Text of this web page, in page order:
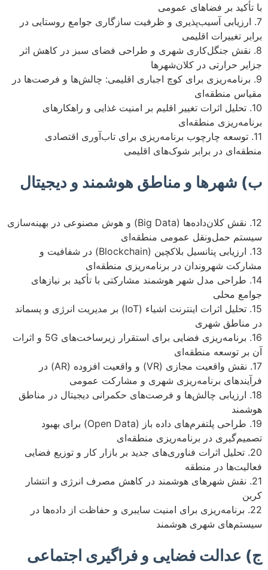
با تأکید بر فضاهای عمومی
7. ارزیابی آسیب‌پذیری و ظرفیت سازگاری جوامع روستایی در
برابر تغییرات اقلیمی
8. نقش جنگل‌کاری شهری و طراحی فضای سبز در کاهش اثر
جزایر حرارتی در کلان‌شهرها
9. برنامه‌ریزی برای کوچ اجباری اقلیمی: چالش‌ها و فرصت‌ها در
مقیاس منطقه‌ای
10. تحلیل اثرات تغییر اقلیم بر امنیت غذایی و راهکارهای
برنامه‌ریزی منطقه‌ای
11. توسعه چارچوب برنامه‌ریزی برای تاب‌آوری اقتصادی
منطقه‌ای در برابر شوک‌های اقلیمی
ب) شهرها و مناطق هوشمند و دیجیتال
12. نقش کلان‌داده‌ها (Big Data) و هوش مصنوعی در بهینه‌سازی
سیستم حمل‌ونقل عمومی منطقه‌ای
13. ارزیابی پتانسیل بلاکچین (Blockchain) در شفافیت و
مشارکت شهروندان در برنامه‌ریزی منطقه‌ای
14. طراحی مدل شهر هوشمند مشارکتی با تأکید بر نیازهای
جوامع محلی
15. تحلیل اثرات اینترنت اشیاء (IoT) بر مدیریت انرژی و پسماند
در مناطق شهری
16. برنامه‌ریزی فضایی برای استقرار زیرساخت‌های 5G و اثرات
آن بر توسعه منطقه‌ای
17. نقش واقعیت مجازی (VR) و واقعیت افزوده (AR) در
فرآیندهای برنامه‌ریزی شهری و مشارکت عمومی
18. ارزیابی چالش‌ها و فرصت‌های حکمرانی دیجیتال در مناطق
هوشمند
19. طراحی پلتفرم‌های داده باز (Open Data) برای بهبود
تصمیم‌گیری در برنامه‌ریزی منطقه‌ای
20. تحلیل اثرات فناوری‌های جدید بر بازار کار و توزیع فضایی
فعالیت‌ها در منطقه
21. نقش شهرهای هوشمند در کاهش مصرف انرژی و انتشار
کربن
22. برنامه‌ریزی برای امنیت سایبری و حفاظت از داده‌ها در
سیستم‌های شهری هوشمند
ج) عدالت فضایی و فراگیری اجتماعی